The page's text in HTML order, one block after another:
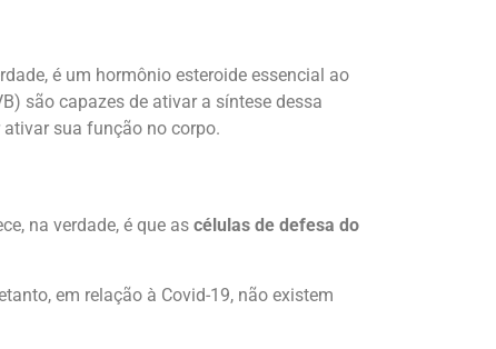
é um hormônio esteroide essencial ao
são capazes de ativar a síntese dessa
sua função no corpo.
na verdade, é que as células de defesa do
em relação à Covid-19, não existem